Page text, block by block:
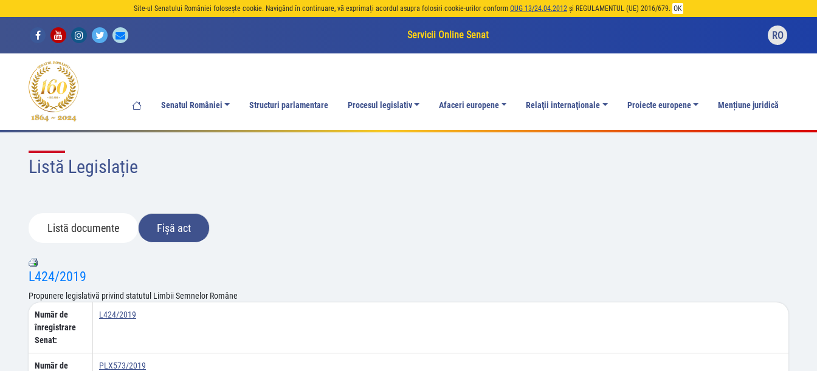
Site-ul Senatului României folosește cookie. Navigând în continuare, vă exprimați acordul asupra folosiri cookie-urilor conform OUG 13/24.04.2012 și REGULAMENTUL (UE) 2016/679. OK
Servicii Online Senat RO
Senatul României Structuri parlamentare Procesul legislativ Afaceri europene Relaţii internaţionale Proiecte europene Mențiune juridică
Listă Legislație
Listă documente Fișă act
L424/2019
Propunere legislativă privind statutul Limbii Semnelor Române
Număr de
înregistrare
Senat:
L424/2019
Număr de
PLX573/2019